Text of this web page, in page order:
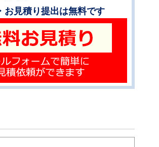
お見積り提出は無料です